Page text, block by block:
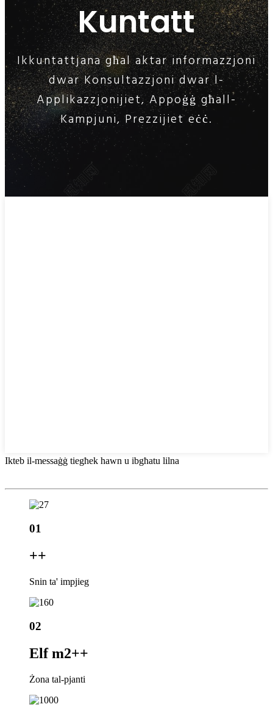
Kuntatt
Ikkuntattjana għal aktar informazzjoni
dwar Konsultazzjoni dwar l-
Applikazzjonijiet, Appoġġ għall-
Kampjuni, Prezzijiet eċċ.
Ikteb il-messaġġ tiegħek hawn u ibgħatu lilna
01
++
Snin ta' impjieg
02
Elf m2++
Żona tal-pjanti